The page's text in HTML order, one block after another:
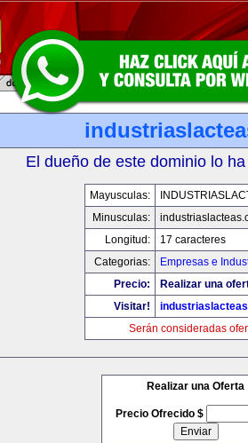
El dueño de este dominio lo
Mayusculas:
Minusculas:
Longitud:
17 caracteres
Categorias:
Empresas e
Precio:
Realizar una
Visitar!
Serán consideradas
Realizar una Oferta
Precio Ofrecido $